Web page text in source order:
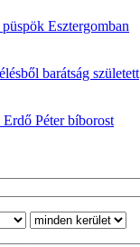
Esztergomban
barátság született
Péter bíborost